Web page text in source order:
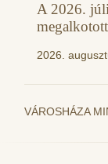
A 2026.
2026.
VÁROSHÁZA